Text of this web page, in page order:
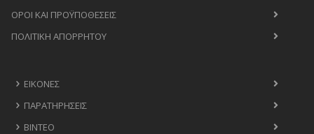
ΟΡΟΙ ΚΑΙ ΠΡΟΫΠΟΘΈΣΕΙΣ
ΠΟΛΙΤΙΚΉ ΑΠΟΡΡΉΤΟΥ
ΕΙΚΌΝΕΣ
ΠΑΡΑΤΗΡΉΣΕΙΣ
ΒΊΝΤΕΟ